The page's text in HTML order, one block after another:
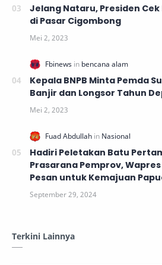
Jelang Nataru, Presiden
di Pasar Cigombong
Kepala BNPB Minta Pemda
Banjir dan Longsor Tahun
Hadiri Peletakan Batu
Prasarana Pemprov,
Pesan untuk Kemajuan
Terkini Lainnya